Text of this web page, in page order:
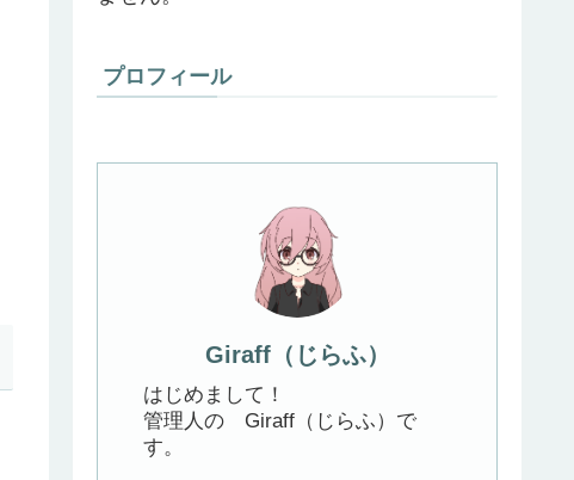
プロフィール
Giraff（じらふ）
はじめまして！
管理人の Giraff（じらふ）で
す。